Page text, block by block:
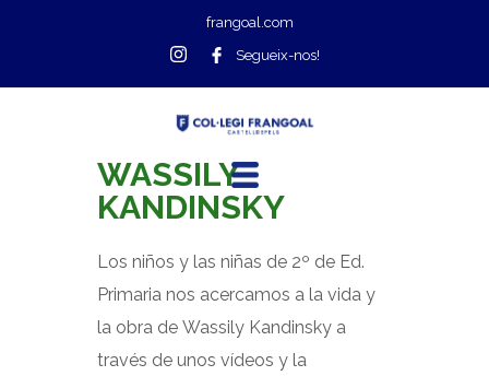
frangoal.com
Segueix-nos!
WASSILY
KANDINSKY
Los niños y las niñas de 2º de Ed.
Primaria nos acercamos a la vida y
la obra de Wassily Kandinsky a
través de unos vídeos y la